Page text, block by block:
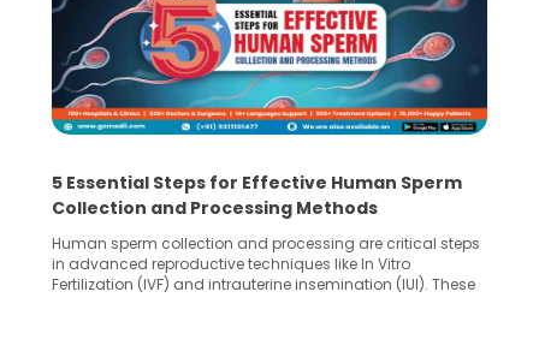
5 Essential Steps for Effective Human Sperm
Collection and Processing Methods
Human sperm collection and processing are critical steps
in advanced reproductive techniques like In Vitro
Fertilization (IVF) and intrauterine insemination (IUI). These